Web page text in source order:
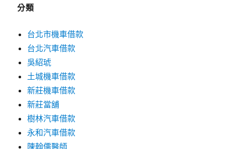
分類
台北市機車借款
台北汽車借款
吳紹琥
土城機車借款
新莊機車借款
新莊當舖
樹林汽車借款
永和汽車借款
陳翰儒醫師